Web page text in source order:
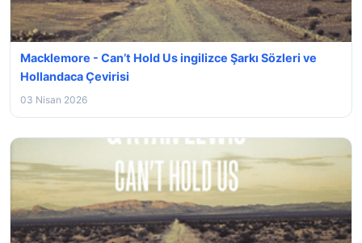
Macklemore - Can’t Hold Us ingilizce Şarkı Sözleri ve
Hollandaca Çevirisi
03 Nisan 2026